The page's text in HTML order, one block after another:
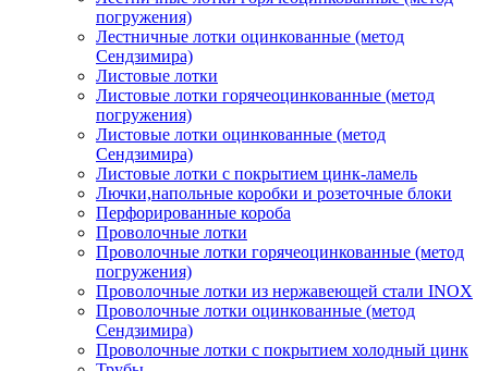
погружения)
Лестничные лотки оцинкованные (метод
Сендзимира)
Листовые лотки
Листовые лотки горячеоцинкованные (метод
погружения)
Листовые лотки оцинкованные (метод
Сендзимира)
Листовые лотки с покрытием цинк-ламель
Лючки,напольные коробки и розеточные блоки
Перфорированные короба
Проволочные лотки
Проволочные лотки горячеоцинкованные (метод
погружения)
Проволочные лотки из нержавеющей стали INOX
Проволочные лотки оцинкованные (метод
Сендзимира)
Проволочные лотки с покрытием холодный цинк